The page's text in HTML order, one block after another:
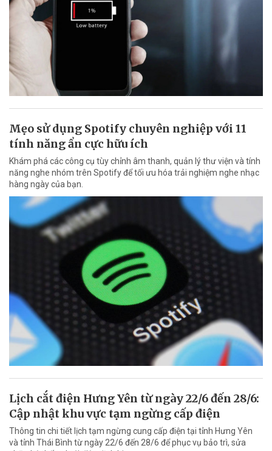
Mẹo sử dụng Spotify chuyên nghiệp với 11
tính năng ẩn cực hữu ích
Khám phá các công cụ tùy chỉnh âm thanh, quản lý thư viện và tính
năng nghe nhóm trên Spotify để tối ưu hóa trải nghiệm nghe nhạc
hàng ngày của bạn.
Lịch cắt điện Hưng Yên từ ngày 22/6 đến 28/6:
Cập nhật khu vực tạm ngừng cấp điện
Thông tin chi tiết lịch tạm ngừng cung cấp điện tại tỉnh Hưng Yên
và tỉnh Thái Bình từ ngày 22/6 đến 28/6 để phục vụ bảo trì, sửa